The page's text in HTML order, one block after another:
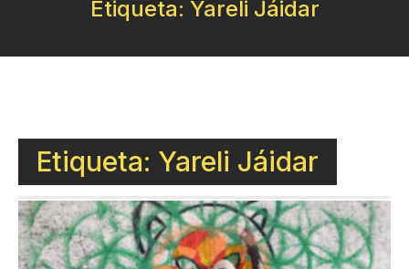
Etiqueta: Yareli Jáidar
Etiqueta: Yareli Jáidar